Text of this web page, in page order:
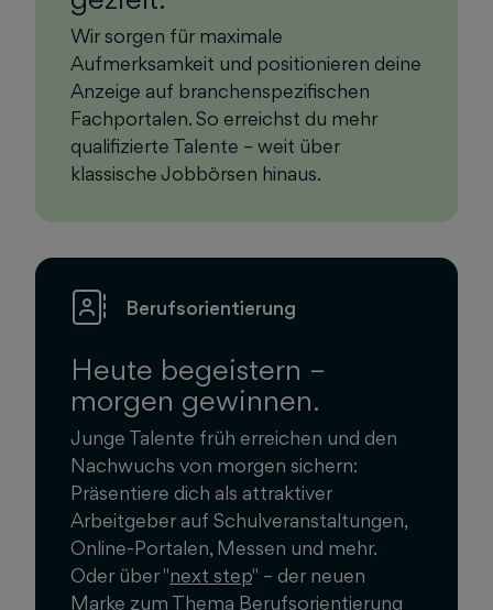
Wir sorgen für maximale
Aufmerksamkeit und positionieren deine
Anzeige auf branchenspezifischen
Fachportalen. So erreichst du mehr
qualifizierte Talente – weit über
klassische Jobbörsen hinaus.
Berufsorientierung
Heute begeistern –
morgen gewinnen.
Junge Talente früh erreichen und den
Nachwuchs von morgen sichern:
Präsentiere dich als attraktiver
Arbeitgeber auf Schulveranstaltungen,
Online-Portalen, Messen und mehr.
Oder über "next step" – der neuen
Marke zum Thema Berufsorientierung